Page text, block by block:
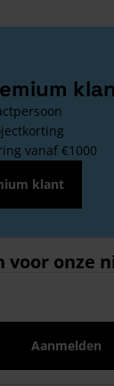
vanaf €1000
klant
voor onze
Aanmelden